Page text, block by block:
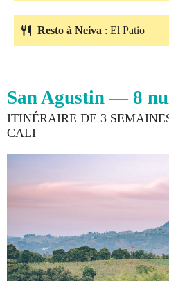
Resto à Neiva : El Patio
San Agustin — 8
ITINÉRAIRE DE 3
CALI